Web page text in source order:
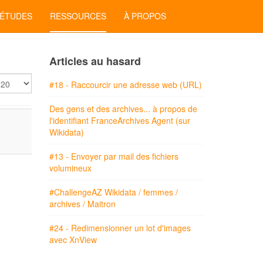
RESSOURCES À PROPOS
Articles au hasard
#18 - Raccourcir une adresse web (URL)
Des gens et des archives... à propos de
l'identifiant FranceArchives Agent (sur
Wikidata)
#13 - Envoyer par mail des fichiers
volumineux
#ChallengeAZ Wikidata / femmes /
archives / Maitron
#24 - Redimensionner un lot d'images
avec XnView